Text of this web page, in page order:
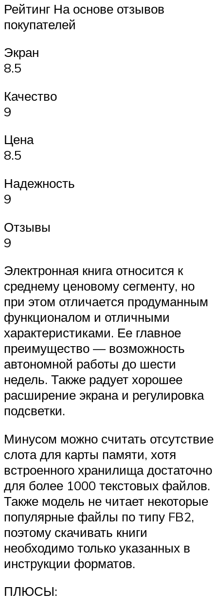
Рейтинг На основе отзывов
покупателей
Экран
8.5
Качество
9
Цена
8.5
Надежность
9
Отзывы
9
Электронная книга относится к
среднему ценовому сегменту, но
при этом отличается продуманным
функционалом и отличными
характеристиками. Ее главное
преимущество — возможность
автономной работы до шести
недель. Также радует хорошее
расширение экрана и регулировка
подсветки.
Минусом можно считать отсутствие
слота для карты памяти, хотя
встроенного хранилища достаточно
для более 1000 текстовых файлов.
Также модель не читает некоторые
популярные файлы по типу FB2,
поэтому скачивать книги
необходимо только указанных в
инструкции форматов.
ПЛЮСЫ: